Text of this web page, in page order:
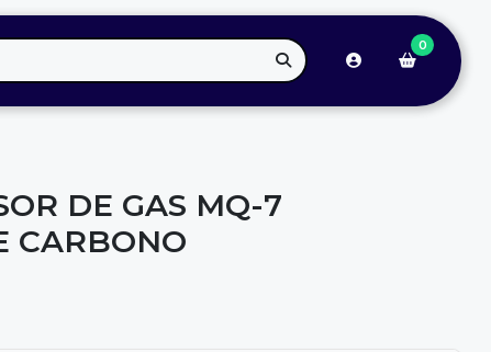
0
DE GAS MQ-7
CARBONO